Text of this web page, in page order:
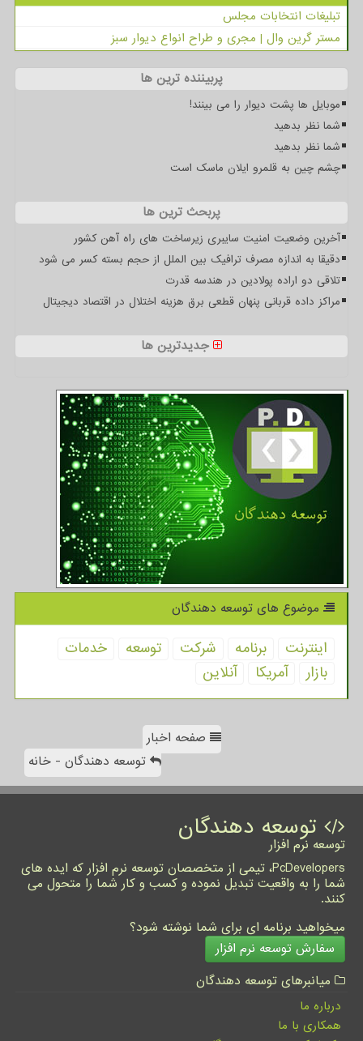
تبلیغات انتخابات مجلس
مستر گرین وال | مجری و طراح انواع دیوار سبز
پربیننده ترین ها
موبایل ها پشت دیوار را می بینند!
شما نظر بدهید
شما نظر بدهید
چشم چین به قلمرو ایلان ماسک است
پربحث ترین ها
آخرین وضعیت امنیت سایبری زیرساخت های راه آهن کشور
دقیقا به اندازه مصرف ترافیک بین الملل از حجم بسته کسر می شود
تلاقی دو اراده پولادین در هندسه قدرت
مراکز داده قربانی پنهان قطعی برق هزینه اختلال در اقتصاد دیجیتال
جدیدترین ها
موضوع های توسعه دهندگان
اینترنت برنامه شركت توسعه
خدمات
بازار
آمریكا آنلاین
صفحه اخبار
توسعه دهندگان - خانه
توسعه دهندگان
توسعه نرم افزار
PcDevelopers، تیمی از متخصصان توسعه نرم افزار که ایده های
شما را به واقعیت تبدیل نموده و کسب و کار شما را متحول می
کنند.
میخواهید برنامه ای برای شما نوشته شود؟
سفارش توسعه نرم افزار
میانبرهای توسعه دهندگان
درباره ما
همکاری با ما